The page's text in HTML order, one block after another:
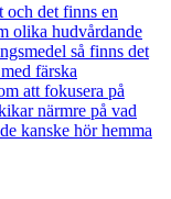
och det finns en
olika hudvårdande
så finns det
färska
att fokusera på
närmre på vad
kanske hör hemma